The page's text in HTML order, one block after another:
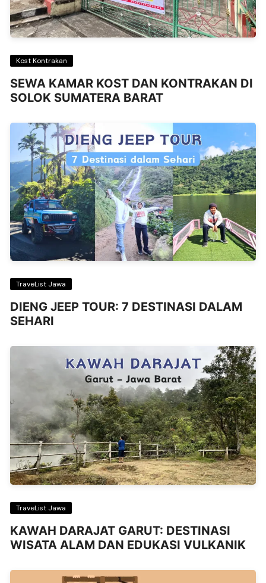
Kost Kontrakan
SEWA KAMAR KOST DAN KONTRAKAN DI
SOLOK SUMATERA BARAT
TraveList Jawa
DIENG JEEP TOUR: 7 DESTINASI DALAM
SEHARI
TraveList Jawa
KAWAH DARAJAT GARUT: DESTINASI
WISATA ALAM DAN EDUKASI VULKANIK